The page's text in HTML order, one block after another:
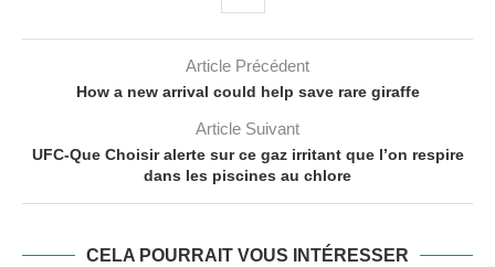
Article Précédent
How a new arrival could help save rare giraffe
Article Suivant
UFC-Que Choisir alerte sur ce gaz irritant que l’on respire
dans les piscines au chlore
CELA POURRAIT VOUS INTÉRESSER